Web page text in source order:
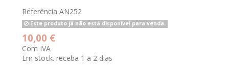
Referência AN252
Este produto já não está disponível para venda.
10,00 €
Com IVA
Em stock. receba 1 a 2 dias